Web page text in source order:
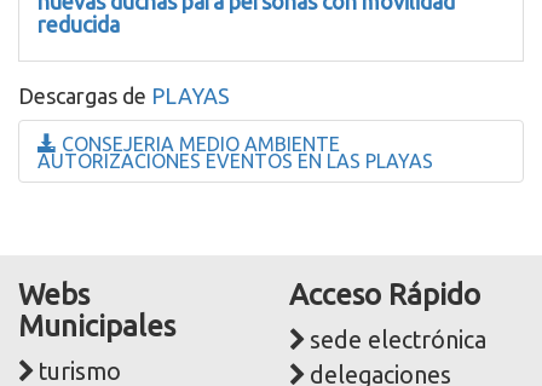
reducida
Descargas de PLAYAS
CONSEJERIA MEDIO AMBIENTE
AUTORIZACIONES EVENTOS EN LAS PLAYAS
Webs
Municipales
turismo
Acceso Rápido
sede electrónica
delegaciones